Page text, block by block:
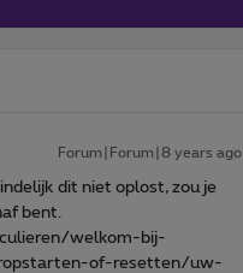
Forum|Forum|8 years ago
dit niet oplost, zou je
bent.
welkom-bij-
of-resetten/uw-